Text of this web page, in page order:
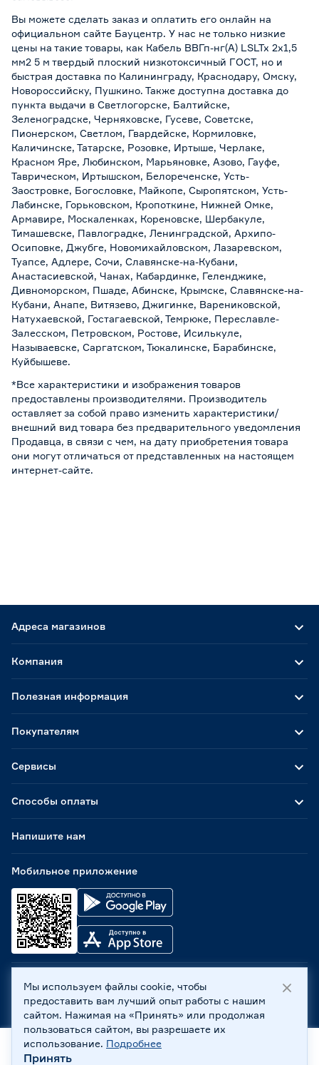
Вы можете сделать заказ и оплатить его онлайн на
официальном сайте Бауцентр. У нас не только низкие
цены на такие товары, как Кабель ВВГп-нг(А) LSLTx 2x1,5
мм2 5 м твердый плоский низкотоксичный ГОСТ, но и
быстрая доставка по Калининграду, Краснодару, Омску,
Новороссийску, Пушкино. Также доступна доставка до
пункта выдачи в Светлогорске, Балтийске,
Зеленоградске, Черняховске, Гусеве, Советске,
Пионерском, Светлом, Гвардейске, Кормиловке,
Каличинске, Татарске, Розовке, Иртыше, Черлаке,
Красном Яре, Любинском, Марьяновке, Азово, Гауфе,
Таврическом, Иртышском, Белореченске, Усть-
Заостровке, Богословке, Майкопе, Сыропятском, Усть-
Лабинске, Горьковском, Кропоткине, Нижней Омке,
Армавире, Москаленках, Кореновске, Шербакуле,
Тимашевске, Павлоградке, Ленинградской, Архипо-
Осиповке, Джубге, Новомихайловском, Лазаревском,
Туапсе, Адлере, Сочи, Славянске-на-Кубани,
Анастасиевской, Чанах, Кабардинке, Геленджике,
Дивноморском, Пшаде, Абинске, Крымске, Славянске-на-
Кубани, Анапе, Витязево, Джигинке, Варениковской,
Натухаевской, Гостагаевской, Темрюке, Переславле-
Залесском, Петровском, Ростове, Исилькуле,
Называевске, Саргатском, Тюкалинске, Барабинске,
Куйбышеве.
*Все характеристики и изображения товаров
предоставлены производителями. Производитель
оставляет за собой право изменить характеристики/
внешний вид товара без предварительного уведомления
Продавца, в связи с чем, на дату приобретения товара
они могут отличаться от представленных на настоящем
интернет-сайте.
Адреса магазинов
Способы оплаты
Мобильное приложение
Компания
Полезная информация
Покупателям
Сервисы
Напишите нам
ООО «Бауцентр Рус» 2004 -2026, 236029, г. Калининград,
ул. А.Невского, 205. ИНН 7702596813, КПП 390601001 ©
Все права защищены
Политика обработки персональных данных
Правовая информация
Мы используем файлы cookie, чтобы
предоставить вам лучший опыт работы с нашим
сайтом. Нажимая на «Принять» или продолжая
пользоваться сайтом, вы разрешаете их
использование. Подробнее
Принять